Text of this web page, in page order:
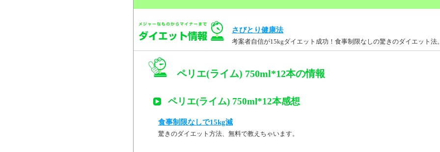
さびとり健康法
考案者自信が15kgダイエット成功！食事制限なしの驚きのダイエット法
ペリエ(ライム) 750ml*12本の情報
ペリエ(ライム) 750ml*12本感想
食事制限なしで15kg減
驚きのダイエット方法、無料で教えちゃいます。